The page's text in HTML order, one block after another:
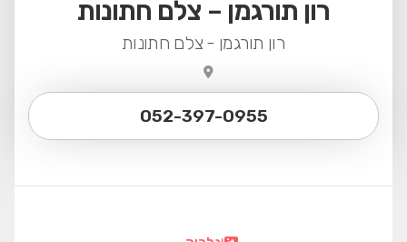
רון תורגמן – צלם חתונות
רון תורגמן - צלם חתונות
052-397-0955